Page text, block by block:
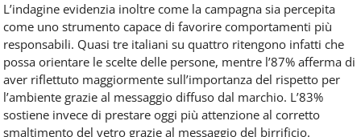
L’indagine evidenzia inoltre come la campagna sia percepita
come uno strumento capace di favorire comportamenti più
responsabili. Quasi tre italiani su quattro ritengono infatti che
possa orientare le scelte delle persone, mentre l’87% afferma di
aver riflettuto maggiormente sull’importanza del rispetto per
l’ambiente grazie al messaggio diffuso dal marchio. L’83%
sostiene invece di prestare oggi più attenzione al corretto
smaltimento del vetro grazie al messaggio del birrificio.